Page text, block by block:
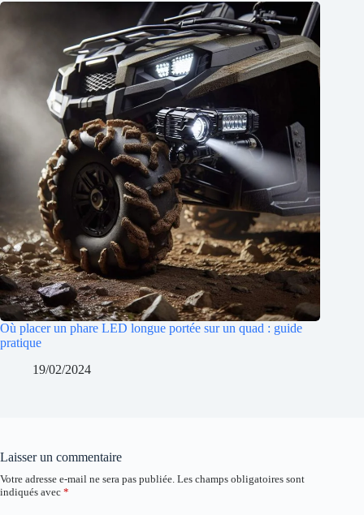
Où placer un phare LED longue portée sur un quad : guide
pratique
19/02/2024
Laisser un commentaire
Votre adresse e-mail ne sera pas publiée. Les champs obligatoires sont
indiqués avec *